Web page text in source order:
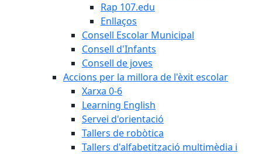
Rap 107.edu
Enllaços
Consell Escolar Municipal
Consell d'Infants
Consell de joves
Accions per la millora de l'èxit escolar
Xarxa 0-6
Learning English
Servei d'orientació
Tallers de robòtica
Tallers d'alfabetització multimèdia i